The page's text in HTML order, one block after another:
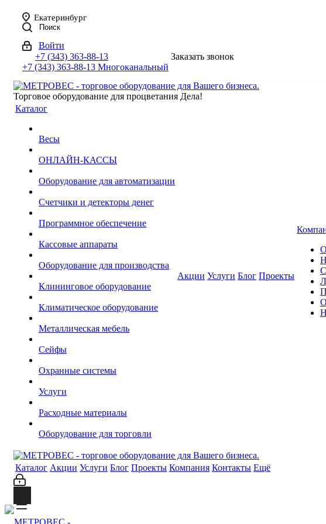
Екатеринбург
Поиск
Войти
+7 (343) 363-88-13
+7 (343) 363-88-13 Многоканальный
Заказать звонок
Торговое оборудование для процветания Дела!
Каталог
Весы
ОНЛАЙН-КАССЫ
Оборудование для автоматизации
Счетчики и детекторы денег
Программное обеспечение
Кассовые аппараты
Оборудование для производства
Клининговое оборудование
Климатическое оборудование
Металлическая мебель
Сейфы
Охранные системы
Услуги
Расходные материалы
Оборудование для торговли
Акции Услуги Блог Проекты
Каталог Акции Услуги Блог Проекты Компания Контакты Ещё